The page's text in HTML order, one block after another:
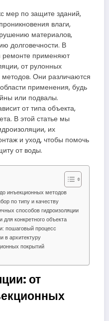
мер по защите зданий,
влаги,
материалов,
долговечности. В
ремонте применяют
от рулонных
Они различаются
применения, будь
или подвалы.
от типа объекта,
В этой статье мы
их
и уход, чтобы помочь
от воды.
инъекционных методов
по типу и качеству
способов гидроизоляции
для конкретного объекта
пошаговый процесс
в архитектуру
покрытий
от